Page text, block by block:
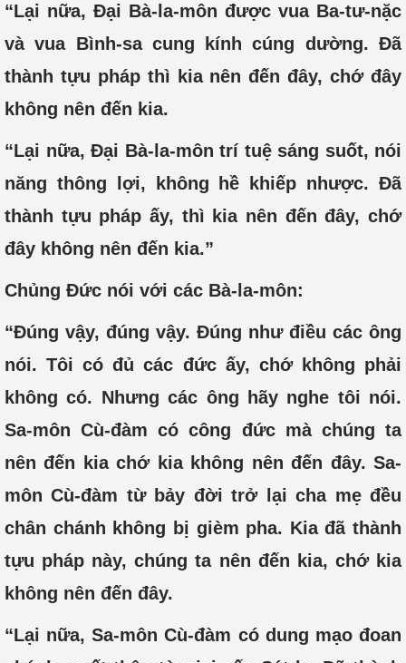
“Lại nữa, Đại Bà-la-môn được vua Ba-tư-nặc
và vua Bình-sa cung kính cúng dường. Đã
thành tựu pháp thì kia nên đến đây, chớ đây
không nên đến kia.
“Lại nữa, Đại Bà-la-môn trí tuệ sáng suốt, nói
năng thông lợi, không hề khiếp nhược. Đã
thành tựu pháp ấy, thì kia nên đến đây, chớ
đây không nên đến kia.”
Chủng Đức nói với các Bà-la-môn:
“Đúng vậy, đúng vậy. Đúng như điều các ông
nói. Tôi có đủ các đức ấy, chớ không phải
không có. Nhưng các ông hãy nghe tôi nói.
Sa-môn Cù-đàm có công đức mà chúng ta
nên đến kia chớ kia không nên đến đây. Sa-
môn Cù-đàm từ bảy đời trở lại cha mẹ đều
chân chánh không bị gièm pha. Kia đã thành
tựu pháp này, chúng ta nên đến kia, chớ kia
không nên đến đây.
“Lại nữa, Sa-môn Cù-đàm có dung mạo đoan